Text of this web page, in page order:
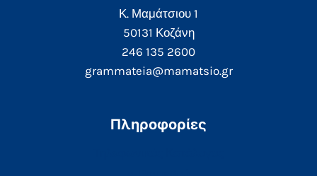
Κ. Μαμάτσιου 1
50131 Κοζάνη
246 135 2600
grammateia@mamatsio.gr
Πληροφορίες